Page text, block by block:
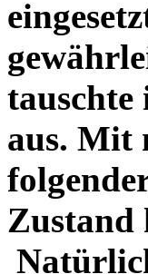
tauschte
aus. Mit
Zustand